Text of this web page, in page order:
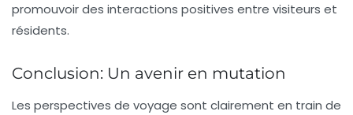
promouvoir des interactions positives entre visiteurs et
résidents.
Conclusion: Un avenir en mutation
Les perspectives de voyage sont clairement en train de